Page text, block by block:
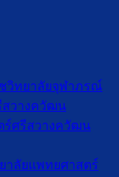
วิทยาลัยจุฬาภรณ์
สวางควัฒน
ร์ศรีสวางควัฒน
าลัยแพทยศาสตร์